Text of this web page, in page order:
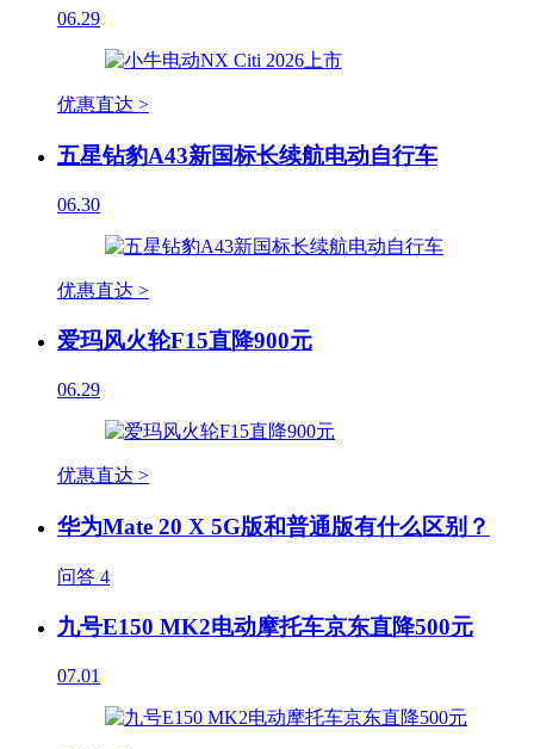
06.29
优惠直达 >
五星钻豹A43新国标长续航电动自行车
06.30
优惠直达 >
爱玛风火轮F15直降900元
06.29
优惠直达 >
华为Mate 20 X 5G版和普通版有什么区别？
问答 4
九号E150 MK2电动摩托车京东直降500元
07.01